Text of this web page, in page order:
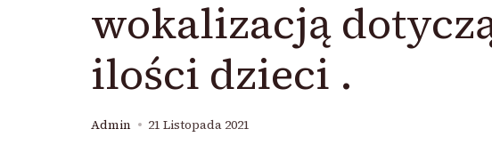
wokalizacją
ilości dzieci .
Admin 21 Listopada 2021